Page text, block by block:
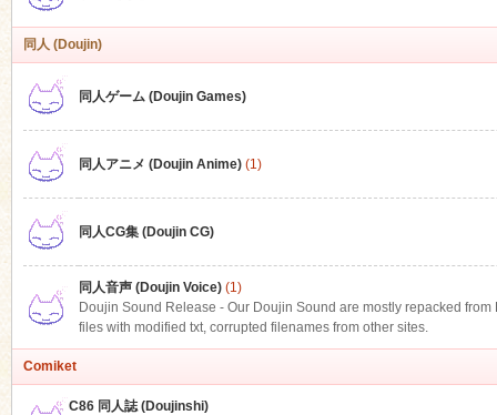
同人 (Doujin)
同人ゲーム (Doujin Games)
同人アニメ (Doujin Anime)(1)
同人CG集 (Doujin CG)
同人音声 (Doujin Voice)(1)
Doujin Sound Release - Our Doujin Sound are mostly repacked
files with modified txt, corrupted filenames from other sites.
Comiket
C86 同人誌 (Doujinshi)